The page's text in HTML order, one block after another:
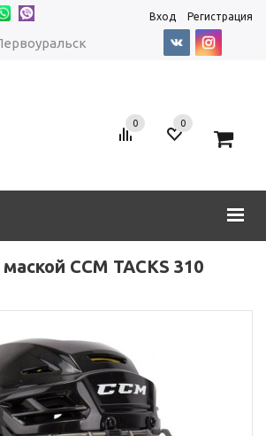
Вход Регистрация
0 0
CCM TACKS 310